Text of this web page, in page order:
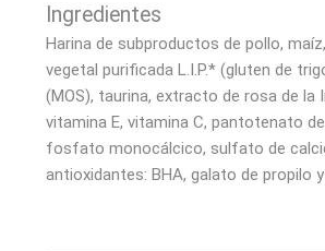
Ingredientes
Harina de subproductos de pollo,
vegetal purificada L.I.P.* (gluten de
(MOS), taurina, extracto de rosa de
vitamina E, vitamina C, pantotenato
fosfato monocálcico, sulfato de
antioxidantes: BHA, galato de propilo